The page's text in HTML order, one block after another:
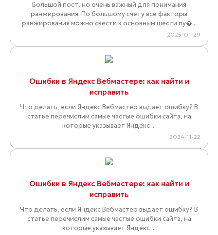
Большой пост, но очень важный для понимания
ранжирования. По большому счету все факторы
ранжирования можно свести к основным шести пу�...
2025-01-29
Ошибки в Яндекс Вебмастере: как найти и
исправить
Что делать, если Яндекс Вебмастер выдает ошибку? В
статье перечислим самые частые ошибки сайта, на
которые указывает Яндекс ...
2024-11-22
Ошибки в Яндекс Вебмастере: как найти и
исправить
Что делать, если Яндекс Вебмастер выдает ошибку? В
статье перечислим самые частые ошибки сайта, на
которые указывает Яндекс ...